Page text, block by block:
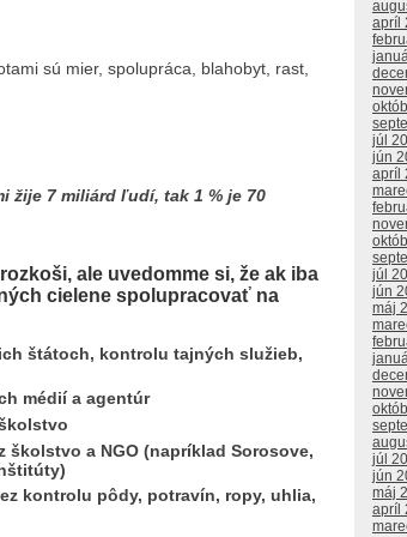
sú mier, spolupráca, blahobyt, rast,
žije 7 miliárd ľudí, tak 1 % je 70
ale uvedomme si, že ak iba
cielene spolupracovať na
štátoch, kontrolu tajných služieb,
médií a agentúr
a NGO (napríklad Sorosove,
kontrolu pôdy, potravín, ropy, uhlia,
apríl
júl
jún
apríl
júl
jún
máj
júl
jún
máj
apríl